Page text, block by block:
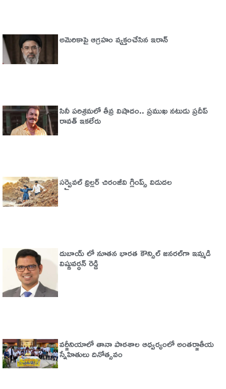
అమెరికాపై ఆగ్ర‌హం వ్య‌క్తంచేసిన ఇరాన్
సినీ పరిశ్రమలో తీవ్ర విషాదం.. ప్రముఖ నటుడు ప్రదీప్
రావత్ ఇకలేరు
సర్వైవల్‌ థ్రిల్లర్‌ చిరంజీవి గ్లింప్స్‌ విడుదల
దుబాయ్ లో నూతన భారత కౌన్సిల్ జనరల్‌గా ఇమ్మడి
విష్ణువర్ధన్ రెడ్డి
వర్జీనియాలో తానా పాఠశాల ఆధ్వర్యంలో అంతర్జాతీయ
స్నేహితులు దినోత్సవం